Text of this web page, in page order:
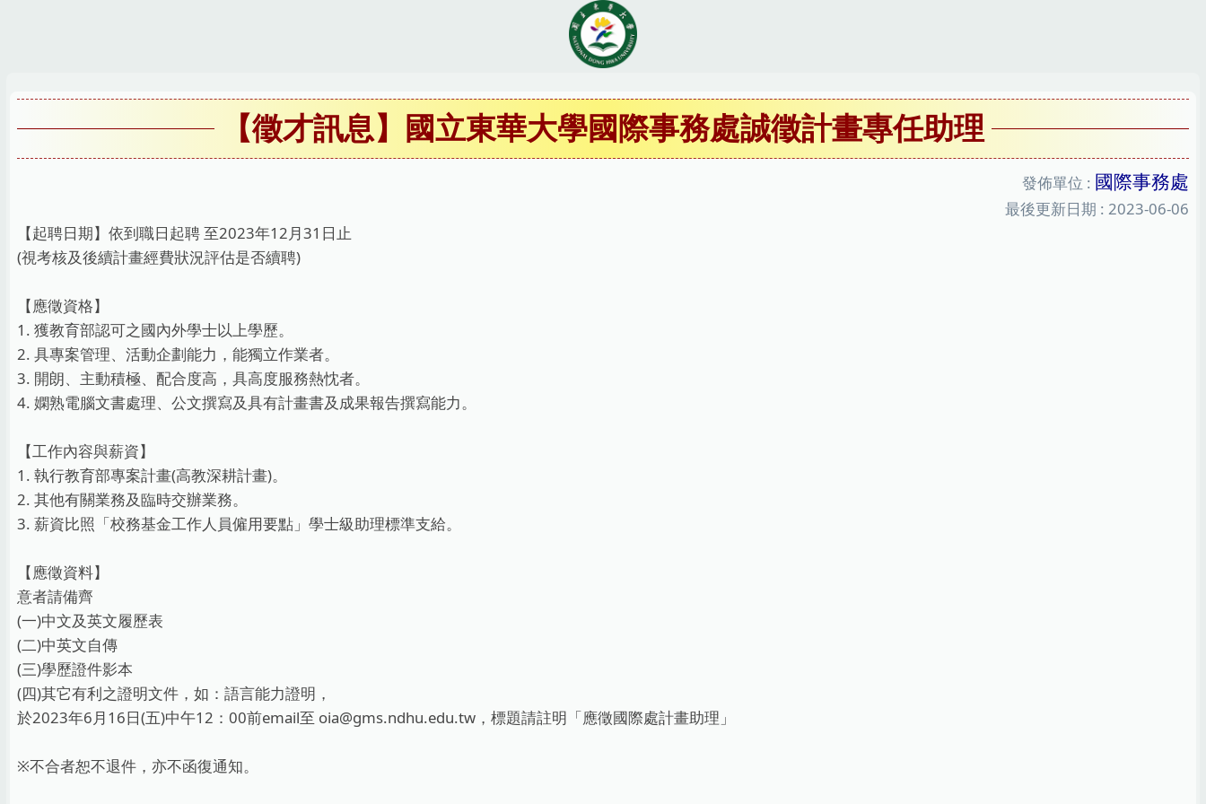
區
【徵才訊息】國立東華大學國際事務處誠徵計畫專任助理
發佈單位 : 國際事務處
最後更新日期 : 2023-06-06
【起聘日期】依到職日起聘 至2023年12月31日止
(視考核及後續計畫經費狀況評估是否續聘)
【應徵資格】
1. 獲教育部認可之國內外學士以上學歷。
2. 具專案管理、活動企劃能力，能獨立作業者。
3. 開朗、主動積極、配合度高，具高度服務熱忱者。
4. 嫻熟電腦文書處理、公文撰寫及具有計畫書及成果報告撰寫能力。
【工作內容與薪資】
1. 執行教育部專案計畫(高教深耕計畫)。
2. 其他有關業務及臨時交辦業務。
3. 薪資比照「校務基金工作人員僱用要點」學士級助理標準支給。
【應徵資料】
意者請備齊
(一)中文及英文履歷表
(二)中英文自傳
(三)學歷證件影本
(四)其它有利之證明文件，如：語言能力證明，
於2023年6月16日(五)中午12：00前email至 oia@gms.ndhu.edu.tw，標題請註明「應徵國際處計畫助理」
※不合者恕不退件，亦不函復通知。